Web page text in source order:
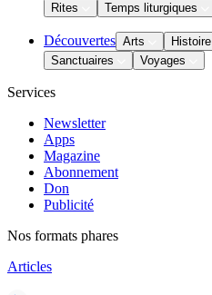
Rites
Temps liturgiques
Découvertes Arts Histoire
Sanctuaires
Voyages
Services
Newsletter
Apps
Magazine
Abonnement
Don
Publicité
Nos formats phares
Articles